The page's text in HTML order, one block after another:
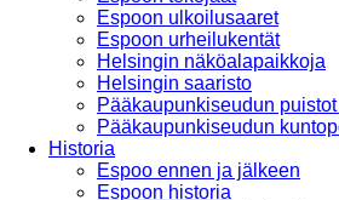
Espoon ulkoilusaaret
Espoon urheilukentät
Helsingin näköalapaikkoja
Helsingin saaristo
Pääkaupunkiseudun
Pääkaupunkiseudun
Historia
Espoo ennen ja jälkeen
Espoon historia